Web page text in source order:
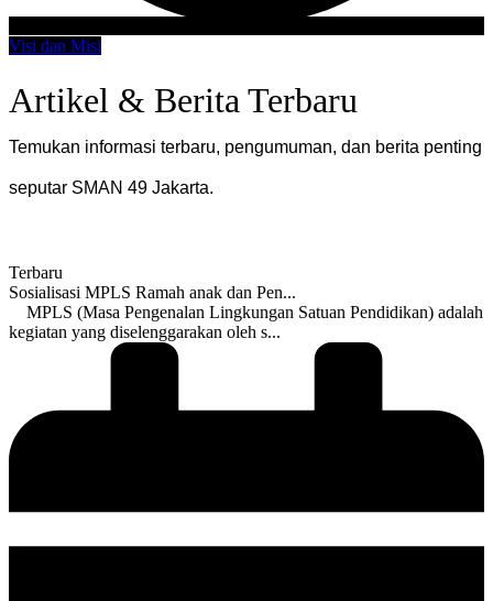
Visi dan Misi
Artikel & Berita Terbaru
Temukan informasi terbaru, pengumuman, dan berita penting
seputar SMAN 49 Jakarta.
Terbaru
Sosialisasi MPLS Ramah anak dan Pen...
MPLS (Masa Pengenalan Lingkungan Satuan Pendidikan) adalah
kegiatan yang diselenggarakan oleh s...